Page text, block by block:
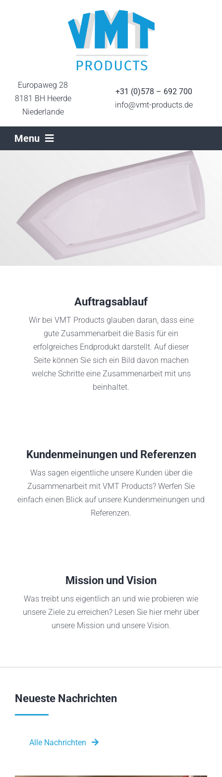
Europaweg 28
8181 BH Heerde
Niederlande
+31 (0)578 – 692 700
info@vmt-products.de
Menu
Produktionstechniken
Services
Kontakt
Auftragsablauf
Wir bei VMT Products glauben daran, dass eine
gute Zusammenarbeit die Basis für ein
erfolgreiches Endprodukt darstellt. Auf dieser
Seite können Sie sich ein Bild davon machen
welche Schritte eine Zusammenarbeit mit uns
beinhaltet.
Kundenmeinungen und Referenzen
Was sagen eigentliche unsere Kunden über die
Zusammenarbeit mit VMT Products? Werfen Sie
einfach einen Blick auf unsere Kundenmeinungen und
Referenzen.
Mission und Vision
Was treibt uns eigentlich an und wie probieren wie
unsere Ziele zu erreichen? Lesen Sie hier mehr über
unsere Mission und unsere Vision.
Neueste Nachrichten
Alle Nachrichten